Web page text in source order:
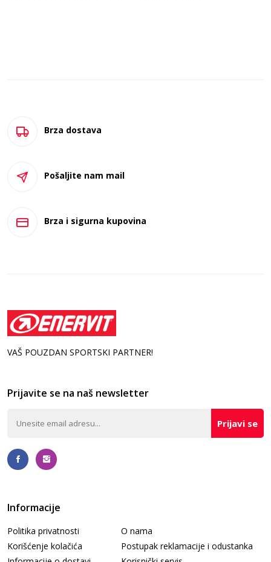
Brza dostava
Pošaljite nam mail
Brza i sigurna kupovina
VAŠ POUZDAN SPORTSKI PARTNER!
Prijavite se na naš newsletter
Prijavi se
Informacije
Politika privatnosti
Korišćenje kolačića
O nama
Postupak reklamacije i odustanka